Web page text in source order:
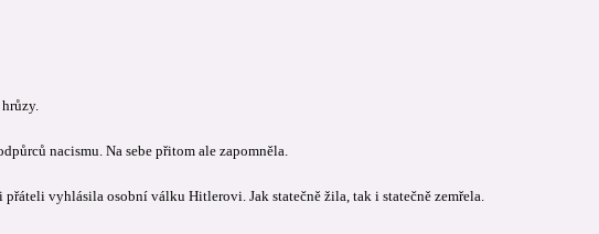
nacismu. Na sebe přitom ale zapomněla.
vyhlásila osobní válku Hitlerovi. Jak statečně žila, tak i statečně zemřela.